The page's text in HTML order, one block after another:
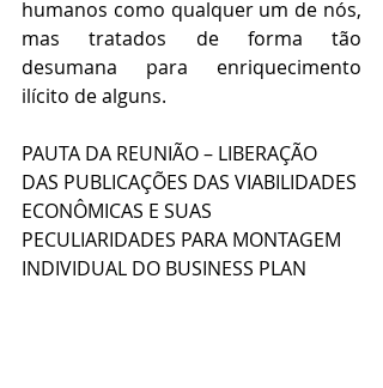
humanos como qualquer um de nós,
mas tratados de forma tão
desumana para enriquecimento
ilícito de alguns.
PAUTA DA REUNIÃO – LIBERAÇÃO
DAS PUBLICAÇÕES DAS VIABILIDADES
ECONÔMICAS E SUAS
PECULIARIDADES PARA MONTAGEM
INDIVIDUAL DO BUSINESS PLAN